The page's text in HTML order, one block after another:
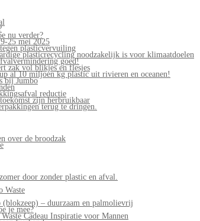
nu verder?
25 mei 2025
plasticvervuiling
plasticrecycling noodzakelijk is voor klimaatdoelen
goed!
zak vol blikjes en flesjes
al 10 miljoen kg plastic uit rivieren en oceanen!
bij Jumbo
reductie
zijn herbruikbaar
terug te dringen.
over de broodzak
door zonder plastic en afval.
Waste
(blokzeep) – duurzaam en palmolievrij
je mee?
Cadeau Inspiratie voor Mannen